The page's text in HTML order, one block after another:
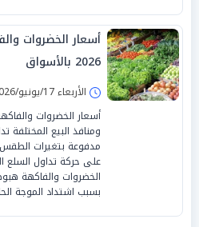
2026 بالأسواق
الأربعاء 17/يونيو/2026 - 08:00 ص
أسعار الخضروات
ومنافذ البيع المختلفة
مدفوعة بتغيرات
على حركة تداول السلع
بسبب اشتداد الموجة